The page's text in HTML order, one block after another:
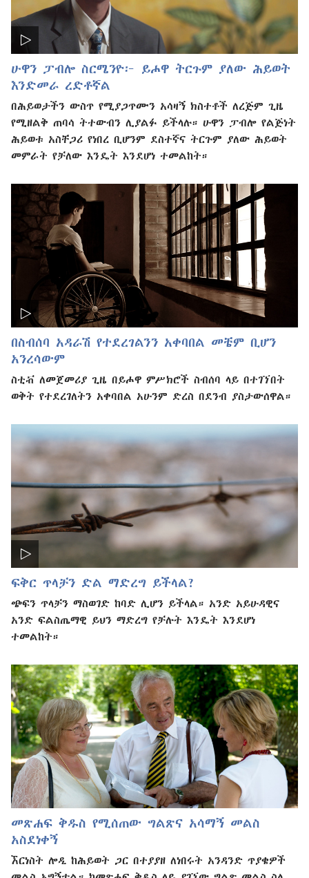
ሁዋን ፓብሎ ስርሜንዮ፦ ይሖዋ ትርጉም ያለው ሕይወት
እንድመራ ረድቶኛል
በሕይወታችን ውስጥ የሚያጋጥሙን አሳዛኝ ክስተቶች ለረጅም ጊዜ
የሚዘልቅ ጠባሳ ትተውብን ሊያልፉ ይችላሉ። ሁዋን ፓብሎ የልጅነት
ሕይወቱ አስቸጋሪ የነበረ ቢሆንም ደስተኛና ትርጉም ያለው ሕይወት
መምራት የቻለው እንዴት እንደሆነ ተመልከት።
በስብሰባ አዳራሽ የተደረገልንን አቀባበል መቼም ቢሆን
አንረሳውም
ስቲቭ ለመጀመሪያ ጊዜ በይሖዋ ምሥክሮች ስብሰባ ላይ በተገኘበት
ወቅት የተደረገለትን አቀባበል አሁንም ድረስ በደንብ ያስታውሰዋል።
ፍቅር ጥላቻን ድል ማድረግ ይችላል?
ጭፍን ጥላቻን ማስወገድ ከባድ ሊሆን ይችላል። አንድ አይሁዳዊና
አንድ ፍልስጤማዊ ይህን ማድረግ የቻሉት እንዴት እንደሆነ
ተመልከት።
መጽሐፍ ቅዱስ የሚሰጠው ግልጽና አሳማኝ መልስ
አስደነቀኝ
ኧርነስት ሎዲ ከሕይወት ጋር በተያያዘ ለነበሩት አንዳንድ ጥያቄዎች